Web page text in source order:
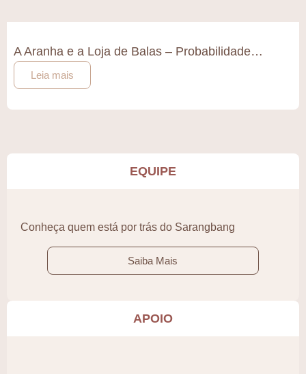
A Aranha e a Loja de Balas – Probabilidade…
Leia mais
EQUIPE
Conheça quem está por trás do Sarangbang
Saiba Mais
APOIO